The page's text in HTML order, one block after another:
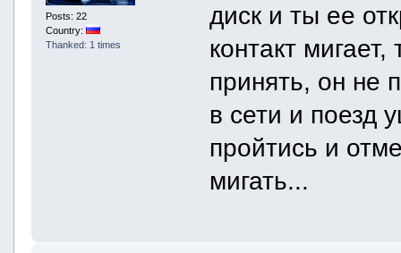
Posts: 22
Country:
Thanked: 1 times
диск и ты ее
контакт
принять, он не
в сети и поезд
пройтись и
мигать...